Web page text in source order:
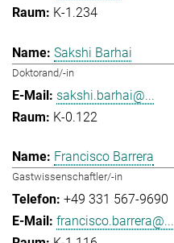
K-1.234
Sakshi Barhai
Doktorand/-in
sakshi.barhai@...
K-0.122
Francisco Barrera
Gastwissenschaftler/-in
+49 331 567-9690
francisco.barrera@...